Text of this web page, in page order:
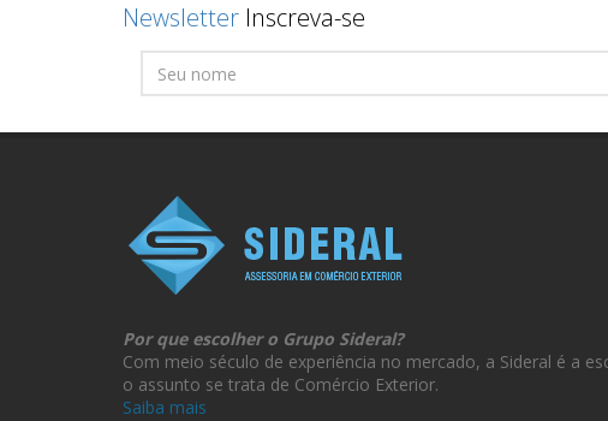
Newsletter Inscreva-se
Por que escolher o Grupo Sideral?
Com meio século de experiência no mercado, a Sideral é a
o assunto se trata de Comércio Exterior.
Saiba mais